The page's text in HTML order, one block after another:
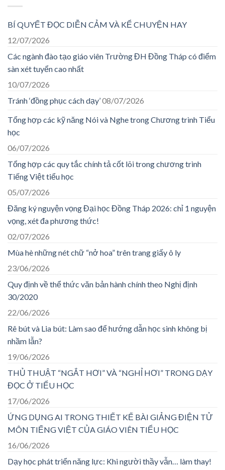
BÍ QUYẾT ĐỌC DIỄN CẢM VÀ KỂ CHUYỆN HAY
12/07/2026
Các ngành đào tạo giáo viên Trường ĐH Đồng Tháp có điểm
sàn xét tuyển cao nhất
10/07/2026
Tránh ‘đồng phục cách dạy’08/07/2026
Tổng hợp các kỹ năng Nói và Nghe trong Chương trình Tiểu
học
06/07/2026
Tổng hợp các quy tắc chính tả cốt lõi trong chương trình
Tiếng Việt tiểu học
05/07/2026
Đăng ký nguyện vọng Đại học Đồng Tháp 2026: chỉ 1 nguyện
vọng, xét đa phương thức!
02/07/2026
Mùa hè những nét chữ “nở hoa” trên trang giấy ô ly
23/06/2026
Quy định về thể thức văn bản hành chính theo Nghị định
30/2020
22/06/2026
Rê bút và Lia bút: Làm sao để hướng dẫn học sinh không bị
nhầm lẫn?
19/06/2026
THỦ THUẬT “NGẮT HƠI” VÀ “NGHỈ HƠI” TRONG DẠY
ĐỌC Ở TIỂU HỌC
17/06/2026
ỨNG DỤNG AI TRONG THIẾT KẾ BÀI GIẢNG ĐIỆN TỬ
MÔN TIẾNG VIỆT CỦA GIÁO VIÊN TIỂU HỌC
16/06/2026
Dạy học phát triển năng lực: Khi người thầy vẫn… làm thay!